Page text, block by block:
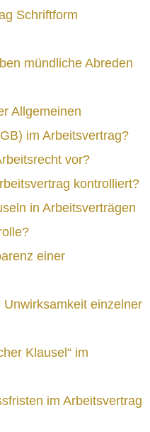
Schriftform
mündliche Abreden
Allgemeinen
im Arbeitsvertrag?
vor?
kontrolliert?
in Arbeitsverträgen
einer
einzelner
Klausel“ im
im Arbeitsvertrag